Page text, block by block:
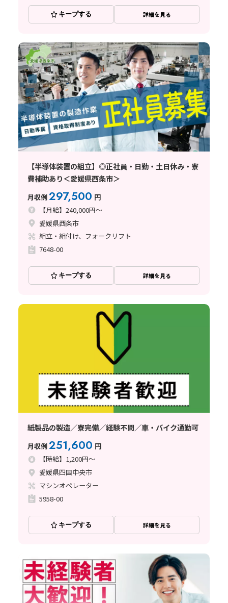
キープする 詳細を見る
【半導体装置の組立】◎正社員・日勤・土日休み・寮
費補助あり＜愛媛県西条市＞
月収例297,500 円
【月給】240,000円～
愛媛県西条市
組立・組付け、フォークリフト
7648-00
キープする 詳細を見る
紙製品の製造／寮完備／経験不問／車・バイク通勤可
月収例251,600 円
【時給】1,200円～
愛媛県四国中央市
マシンオペレーター
5958-00
キープする 詳細を見る